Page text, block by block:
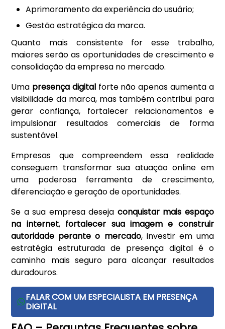
Aprimoramento da experiência do usuário;
Gestão estratégica da marca.
Quanto mais consistente for esse trabalho,
maiores serão as oportunidades de crescimento e
consolidação da empresa no mercado.
Uma presença digitalforte não apenas aumenta a
visibilidade da marca, mas também contribui para
gerar confiança, fortalecer relacionamentos e
impulsionar resultados comerciais de forma
sustentável.
Empresas que compreendem essa realidade
conseguem transformar sua atuação online em
uma poderosa ferramenta de crescimento,
diferenciação e geração de oportunidades.
Se a sua empresa deseja conquistar mais espaço
na internet, fortalecer sua imagem e construir
autoridade perante o mercado, investir em uma
estratégia estruturada de presença digital é o
caminho mais seguro para alcançar resultados
duradouros.
FALAR COM UM ESPECIALISTA EM PRESENÇA
DIGITAL